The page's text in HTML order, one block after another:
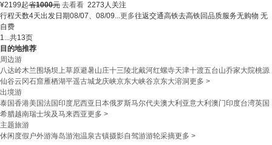
¥2199起省1000元 去看看 2273人关注
行程天数4天出发日期08/07、08/09...更多往返交通高铁去高铁回品质服务无购物 无
自费
1...共13页
目的地推荐
周边游
八达岭木兰围场坝上草原避暑山庄十三陵北戴河红螺寺天津十渡五台山乔家大院桃源
仙谷云冈石窟雁栖湖平遥古城龙庆峡京东大峡谷京东大溶洞更多 >
出境游
泰国香港美国法国 印度尼西亚 日本俄罗斯马尔代夫澳大利亚意大利 澳门印度台湾英国
希腊越南瑞士埃及马来西亚更多 >
主题旅游
休闲度假 户外游海岛游泡温泉古镇摄影自驾游游轮采摘更多 >